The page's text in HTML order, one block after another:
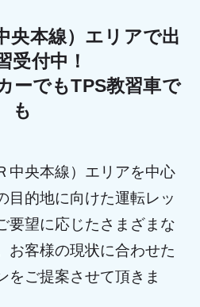
央本線）エリアで出
受付中！
ーでもTPS教習車で
も
中央本線）エリアを中心
目的地に向けた運転レッ
要望に応じたさまざまな
お客様の現状に合わせた
をご提案させて頂きま